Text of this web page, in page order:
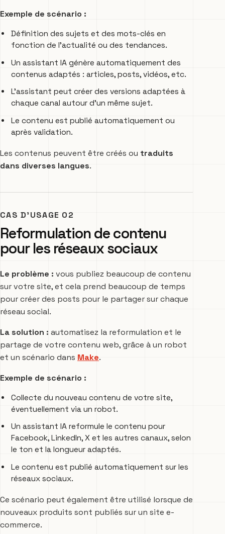
Exemple de scénario :
Définition des sujets et des mots-clés en
fonction de l’actualité ou des tendances.
Un assistant IA génère automatiquement des
contenus adaptés : articles, posts, vidéos, etc.
L’assistant peut créer des versions adaptées à
chaque canal autour d’un même sujet.
Le contenu est publié automatiquement ou
après validation.
Les contenus peuvent être créés ou traduits
dans diverses langues.
CAS D’USAGE 02
Reformulation de contenu
pour les réseaux sociaux
Le problème : vous publiez beaucoup de contenu
sur votre site, et cela prend beaucoup de temps
pour créer des posts pour le partager sur chaque
réseau social.
La solution : automatisez la reformulation et le
partage de votre contenu web, grâce à un robot
et un scénario dans Make.
Exemple de scénario :
Collecte du nouveau contenu de votre site,
éventuellement via un robot.
Un assistant IA reformule le contenu pour
Facebook, LinkedIn, X et les autres canaux, selon
le ton et la longueur adaptés.
Le contenu est publié automatiquement sur les
réseaux sociaux.
Ce scénario peut également être utilisé lorsque de
nouveaux produits sont publiés sur un site e-
commerce.